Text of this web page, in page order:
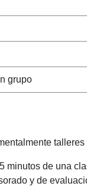
grupo
minutos de una
y de